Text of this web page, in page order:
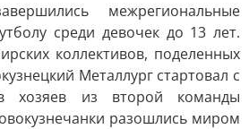
межрегиональные
среди девочек до 13 лет.
коллективов, поделенных
Металлург стартовал с
хозяев из второй команды
разошлись миром